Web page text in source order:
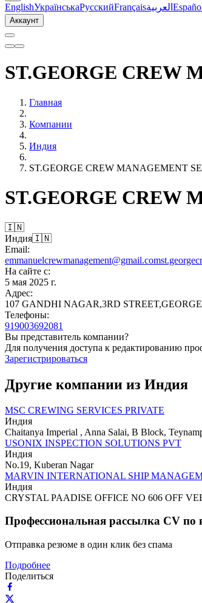
EnglishУкраїнськаРусскийFrançaisالعربية
Аккаунт
ST.GEORGE CREW
Главная
Компании
Индия
ST.GEORGE CREW MANAGEMENT
ST.GEORGE CREW
🇮🇳
Индия🇮🇳
Email:
emmanuelcrewmanagement@gmail.com
На сайте с:
5 мая 2025 г.
Адрес:
107 GANDHI NAGAR,3RD
Телефоны:
919003692081
Вы представитель компании?
Для получения доступа к редактированию
Зарегистрироваться
Другие компании из Индия
MSC CREWING SERVICES PRIVATE
Индия
Chaitanya Imperial , Anna Salai, B Block,
USONIX INSPECTION SOLUTIONS PVT
Индия
No.19, Kuberan Nagar
MARVIN INTERNATIONAL SHIP
Индия
CRYSTAL PAADISE OFFICE NO 606 OFF
Профессиональная рассылка CV по
Отправка резюме в один клик без спама
Подробнее
Поделиться